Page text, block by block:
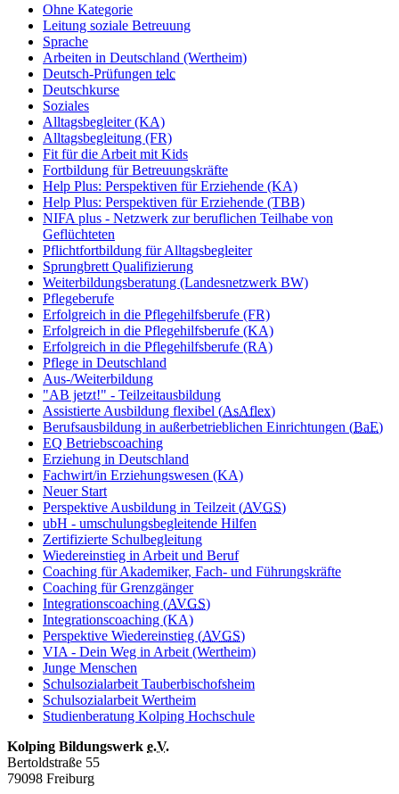
Ohne Kategorie
Leitung soziale Betreuung
Sprache
Arbeiten in Deutschland (Wertheim)
Deutsch-Prüfungen telc
Deutschkurse
Soziales
Alltagsbegleiter (KA)
Alltagsbegleitung (FR)
Fit für die Arbeit mit Kids
Fortbildung für Betreuungskräfte
Help Plus: Perspektiven für Erziehende (KA)
Help Plus: Perspektiven für Erziehende (TBB)
NIFA plus - Netzwerk zur beruflichen Teilhabe von
Geflüchteten
Pflichtfortbildung für Alltagsbegleiter
Sprungbrett Qualifizierung
Weiterbildungsberatung (Landesnetzwerk BW)
Pflegeberufe
Erfolgreich in die Pflegehilfsberufe (FR)
Erfolgreich in die Pflegehilfsberufe (KA)
Erfolgreich in die Pflegehilfsberufe (RA)
Pflege in Deutschland
Aus-/Weiterbildung
"AB jetzt!" - Teilzeitausbildung
Assistierte Ausbildung flexibel (AsAflex)
Berufsausbildung in außerbetrieblichen Einrichtungen (BaE)
EQ Betriebscoaching
Erziehung in Deutschland
Fachwirt/in Erziehungswesen (KA)
Neuer Start
Perspektive Ausbildung in Teilzeit (AVGS)
ubH - umschulungsbegleitende Hilfen
Zertifizierte Schulbegleitung
Wiedereinstieg in Arbeit und Beruf
Coaching für Akademiker, Fach- und Führungskräfte
Coaching für Grenzgänger
Integrationscoaching (AVGS)
Integrationscoaching (KA)
Perspektive Wiedereinstieg (AVGS)
VIA - Dein Weg in Arbeit (Wertheim)
Junge Menschen
Schulsozialarbeit Tauberbischofsheim
Schulsozialarbeit Wertheim
Studienberatung Kolping Hochschule
Kolping Bildungswerk e.V.
Bertoldstraße 55
79098 Freiburg